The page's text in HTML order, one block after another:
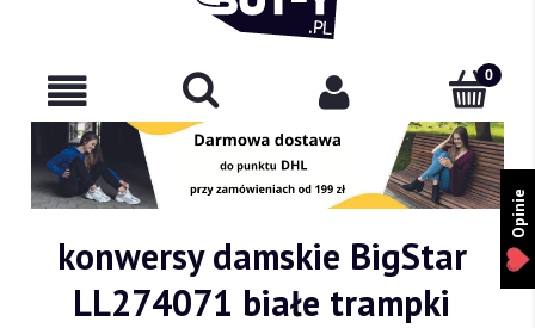
konwersy damskie BigStar
LL274071 białe trampki
Opinie